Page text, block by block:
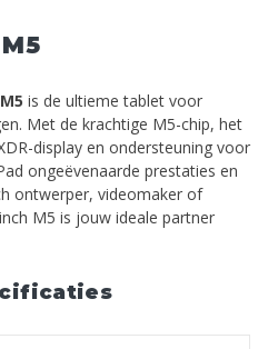
is de ultieme tablet voor
Met de krachtige M5-chip, het
display en ondersteuning voor
ongeëvenaarde prestaties en
ontwerper, videomaker of
M5 is jouw ideale partner